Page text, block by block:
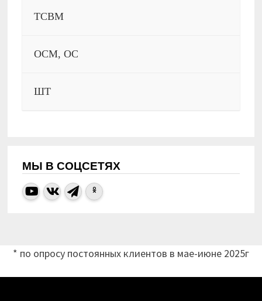
ТСВМ
ОСМ, ОС
ШТ
МЫ В СОЦСЕТЯХ
* по опросу постоянных клиентов в мае-июне 2025г